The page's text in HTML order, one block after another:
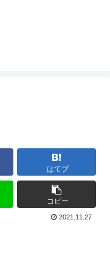
はてブ
コピー
2021.11.27